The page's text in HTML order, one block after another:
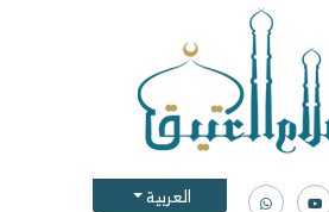
العربية